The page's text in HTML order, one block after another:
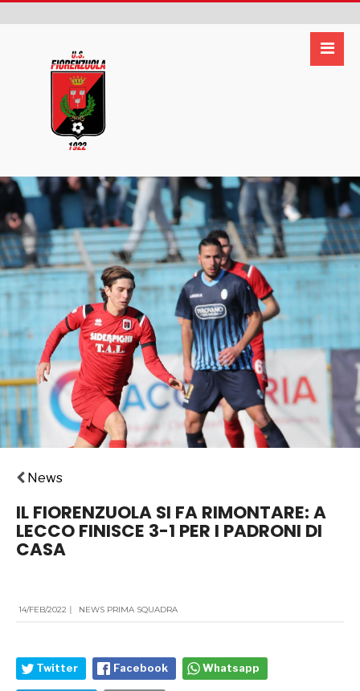
News
IL FIORENZUOLA SI FA RIMONTARE: A
LECCO FINISCE 3-1 PER I PADRONI DI
CASA
14/FEB/2022 | NEWS PRIMA SQUADRA
Twitter Facebook Whatsapp